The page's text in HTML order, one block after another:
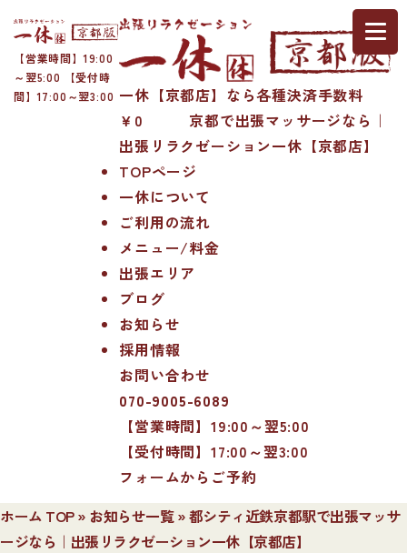
【営業時間】19:00
～翌5:00 【受付時
間】17:00～翌3:00 一休【京都店】なら各種決済手数料
￥0 京都で出張マッサージなら｜
出張リラクゼーション一休【京都店】
TOPページ
一休について
ご利用の流れ
メニュー/料金
出張エリア
ブログ
お知らせ
採用情報
お問い合わせ
070-9005-6089
【営業時間】19:00～翌5:00
【受付時間】17:00～翌3:00
フォームからご予約
ホーム TOP» お知らせ一覧»都シティ近鉄京都駅で出張マッサ
ージなら｜出張リラクゼーション一休【京都店】